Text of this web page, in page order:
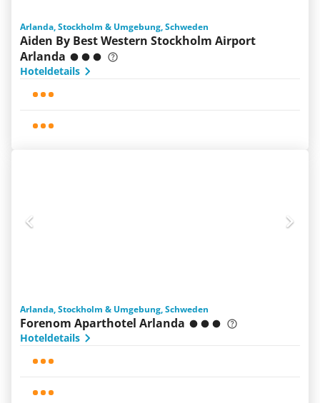
Arlanda, Stockholm & Umgebung, Schweden
Aiden By Best Western Stockholm Airport
Arlanda
Hoteldetails
Arlanda, Stockholm & Umgebung, Schweden
Forenom Aparthotel Arlanda
Hoteldetails